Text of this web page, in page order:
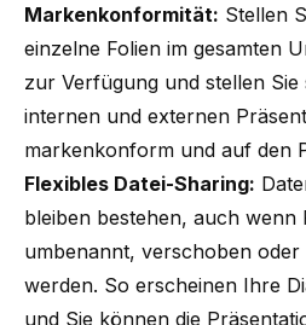
Markenkonformität: Stellen
einzelne Folien im gesamten
zur Verfügung und stellen Sie
internen und externen
markenkonform und auf den
Flexibles Datei-Sharing:
bleiben bestehen, auch wenn
umbenannt, verschoben
werden. So erscheinen Ihre
und Sie können die